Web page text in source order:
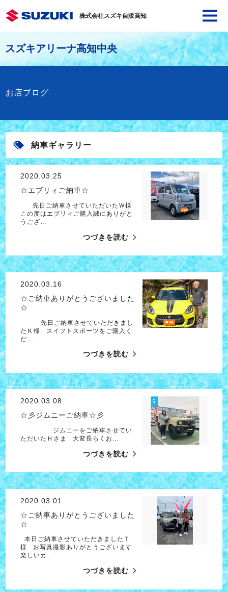
株式会社スズキ自販高知
スズキアリーナ高知中央
お店ブログ
納車ギャラリー
2020.03.25
☆エブリィご納車☆
先日ご納車させていただいたＷ様
この度はエブリィご購入誠にありがと
うござ…
つづきを読む
2020.03.16
☆ご納車ありがとうございました
☆
先日ご納車させていただきまし
たＫ様 スイフトスポーツをご購入く
だ…
つづきを読む
2020.03.08
☆彡ジムニーご納車☆彡
ジムニーをご納車させてい
ただいたＨさま 大変長らくお…
つづきを読む
2020.03.01
☆ご納車ありがとうございました
☆
本日ご納車させていただきましたＴ
様 お写真撮影ありがとうございます
楽しいカ…
つづきを読む